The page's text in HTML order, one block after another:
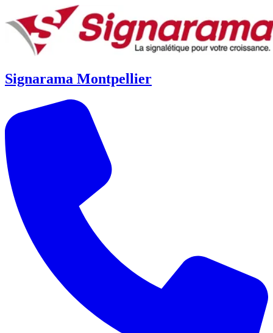
Signarama Montpellier